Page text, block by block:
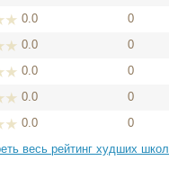
0.0
0
0.0
0
0.0
0
0.0
0
0.0
0
весь рейтинг худших школ